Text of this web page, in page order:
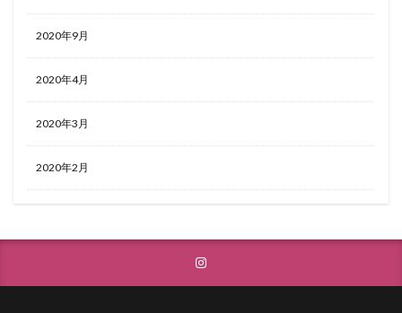
2020年9月
2020年4月
2020年3月
2020年2月